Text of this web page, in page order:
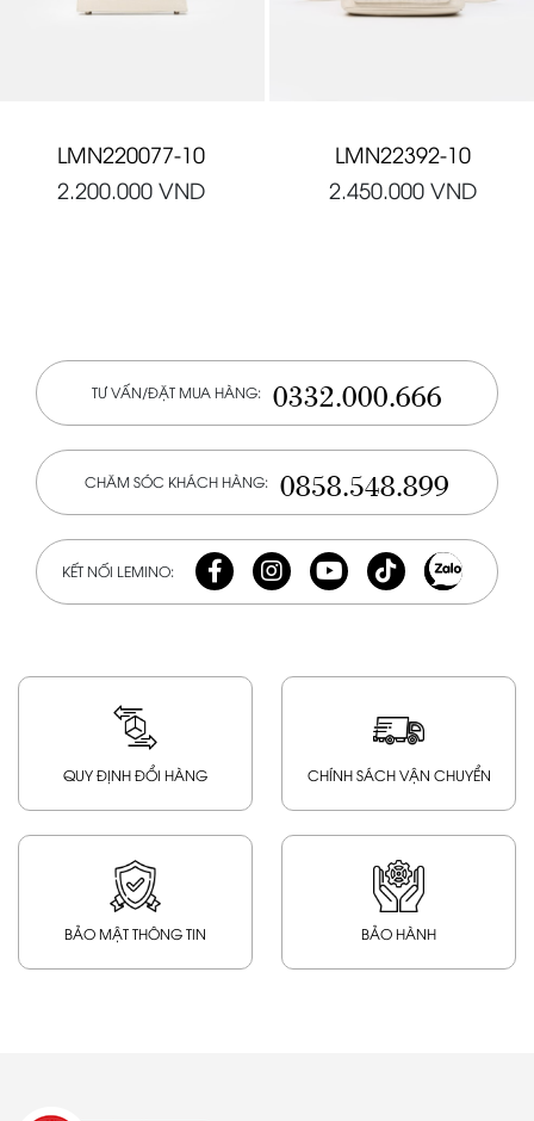
LMN220077-10
2.200.000 VND
LMN22392-10
2.450.000 VND
TƯ VẤN/ĐẶT MUA HÀNG: 0332.000.666
CHĂM SÓC KHÁCH HÀNG: 0858.548.899
KẾT NỐI LEMINO:
QUY ĐỊNH ĐỔI HÀNG CHÍNH SÁCH VẬN CHUYỂN
BẢO MẬT THÔNG TIN BẢO HÀNH